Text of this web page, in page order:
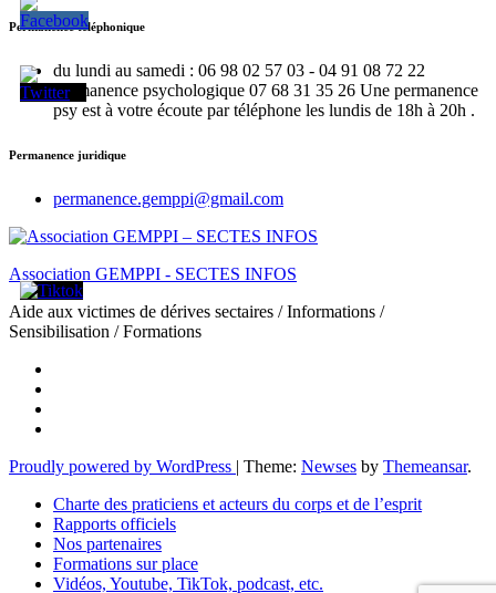
Permanence téléphonique
du lundi au samedi : 06 98 02 57 03 - 04 91 08 72 22
Permanence psychologique 07 68 31 35 26 Une permanence
psy est à votre écoute par téléphone les lundis de 18h à 20h .
Permanence juridique
permanence.gemppi@gmail.com
Association GEMPPI - SECTES INFOS
Aide aux victimes de dérives sectaires / Informations /
Sensibilisation / Formations
Proudly powered by WordPress | Theme: Newses by Themeansar.
Charte des praticiens et acteurs du corps et de l’esprit
Rapports officiels
Nos partenaires
Formations sur place
Vidéos, Youtube, TikTok, podcast, etc.